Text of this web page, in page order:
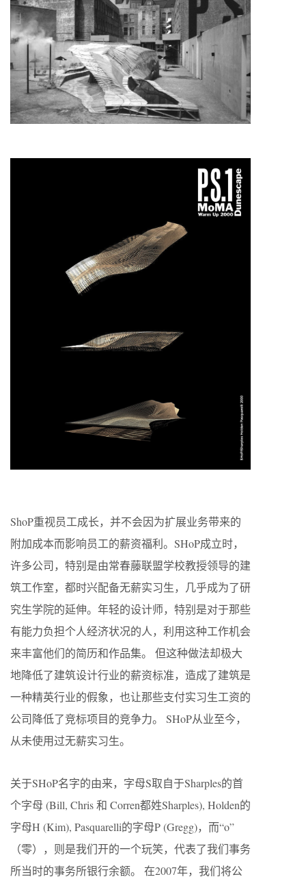
ShoP重视员工成长，并不会因为扩展业务带来的
附加成本而影响员工的薪资福利。SHoP成立时，
许多公司，特别是由常春藤联盟学校教授领导的建
筑工作室，都时兴配备无薪实习生，几乎成为了研
究生学院的延伸。年轻的设计师，特别是对于那些
有能力负担个人经济状况的人，利用这种工作机会
来丰富他们的简历和作品集。 但这种做法却极大
地降低了建筑设计行业的薪资标准，造成了建筑是
一种精英行业的假象，也让那些支付实习生工资的
公司降低了竞标项目的竞争力。 SHoP从业至今，
从未使用过无薪实习生。
关于SHoP名字的由来，字母S取自于Sharples的首
个字母 (Bill, Chris 和 Corren都姓Sharples), Holden的
字母H (Kim), Pasquarelli的字母P (Gregg)，而“o”
（零），则是我们开的一个玩笑，代表了我们事务
所当时的事务所银行余额。 在2007年，我们将公